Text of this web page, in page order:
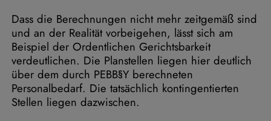
Dass die Berechnungen nicht mehr zeitgemäß sind
und an der Realität vorbeigehen, lässt sich am
Beispiel der Ordentlichen Gerichtsbarkeit
verdeutlichen. Die Planstellen liegen hier deutlich
über dem durch PEBB§Y berechneten
Personalbedarf. Die tatsächlich kontingentierten
Stellen liegen dazwischen.